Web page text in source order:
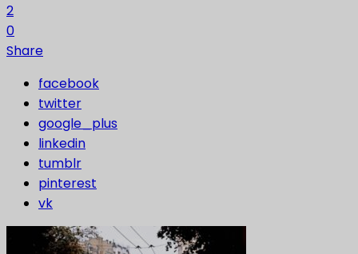
2
0
Share
facebook
twitter
google_plus
linkedin
tumblr
pinterest
vk